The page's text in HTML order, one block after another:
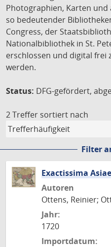
Photographien, Karten
so bedeutender
Congress, der
Nationalbibliothek in St.
erschlossen und digital frei
werden.
Status: DFG-gefördert,
2 Treffer sortiert nach
Filter
Exactissima
Autoren
Ottens, Reinier;
Jahr:
1720
Importdatum: